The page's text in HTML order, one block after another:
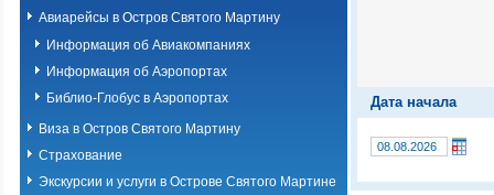
Авиарейсы в Остров Святого Мартину
Информация об Авиакомпаниях
Информация об Аэропортах
Библио-Глобус в Аэропортах
Виза в Остров Святого Мартину
Страхование
Экскурсии и услуги в Острове Святого Мартине
Дата начала